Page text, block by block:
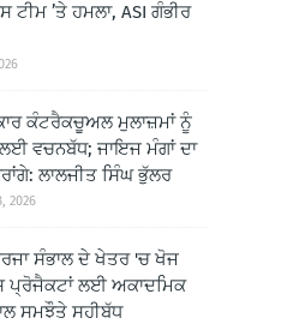
ਟੀਮ ’ਤੇ ਹਮਲਾ, ASI ਗੰਭੀਰ
ਕੰਟਰੈਕਚੂਅਲ ਮੁਲਾਜ਼ਮਾਂ ਨੂੰ
ਵਚਨਬੱਧ; ਜਾਇਜ ਮੰਗਾਂ ਦਾ
ਲਾਲਜੀਤ ਸਿੰਘ ਭੁੱਲਰ
2026
ਸੰਭਾਲ ਦੇ ਖੇਤਰ 'ਚ ਖੋਜ
ਪ੍ਰੋਜੈਕਟਾਂ ਲਈ ਅਕਾਦਮਿਕ
ਸਮਝੌਤੇ ਸਹੀਬੱਧ